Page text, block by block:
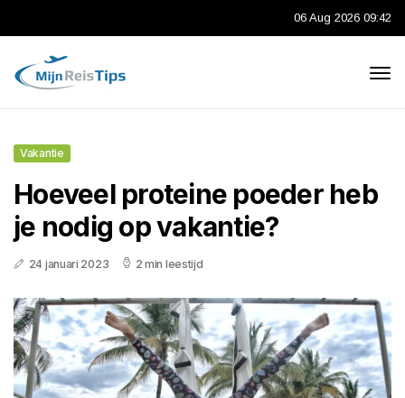
06 Aug 2026 09:42
Vakantie
Hoeveel proteine poeder heb
je nodig op vakantie?
24 januari 2023 2 min leestijd